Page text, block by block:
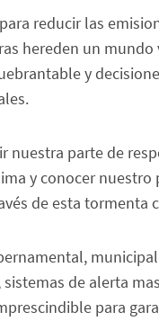
reducir las
hereden un mundo
y
nuestra parte de
y conocer
de esta tormenta
de alerta
para